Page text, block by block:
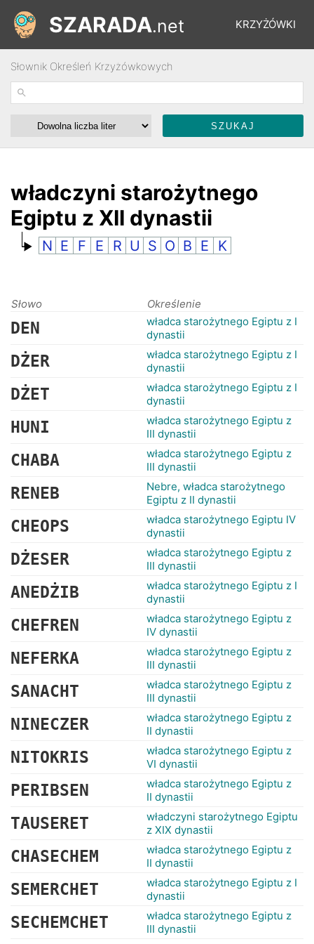
KRZYŻÓWKI
ŁAMIGŁÓWKI
RANKINGI
SZARADA.net
Słownik Określeń Krzyżówkowych
władczyni starożytnego
Egiptu z XII dynastii
N E F E R U S O B E K
Słowo Określenie
DEN
władca starożytnego Egiptu z I
dynastii
DŻER
władca starożytnego Egiptu z I
dynastii
DŻET
władca starożytnego Egiptu z I
dynastii
HUNI
władca starożytnego Egiptu z
III dynastii
CHABA
władca starożytnego Egiptu z
III dynastii
RENEB
Nebre, władca starożytnego
Egiptu z II dynastii
CHEOPS
władca starożytnego Egiptu IV
dynastii
DŻESER
władca starożytnego Egiptu z
III dynastii
ANEDŻIB
władca starożytnego Egiptu z I
dynastii
CHEFREN
władca starożytnego Egiptu z
IV dynastii
NEFERKA
władca starożytnego Egiptu z
III dynastii
SANACHT
władca starożytnego Egiptu z
III dynastii
NINECZER
władca starożytnego Egiptu z
II dynastii
NITOKRIS
władca starożytnego Egiptu z
VI dynastii
PERIBSEN
władca starożytnego Egiptu z
II dynastii
TAUSERET
władczyni starożytnego Egiptu
z XIX dynastii
CHASECHEM
władca starożytnego Egiptu z
II dynastii
SEMERCHET
władca starożytnego Egiptu z I
dynastii
SECHEMCHET
władca starożytnego Egiptu z
III dynastii